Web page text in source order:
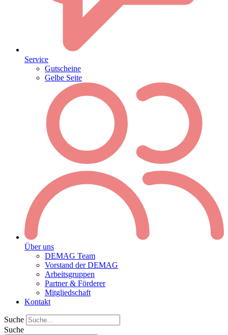
Service
Gutscheine
Gelbe Seite
Über uns
DEMAG Team
Vorstand der DEMAG
Arbeitsgruppen
Partner & Förderer
Mitgliedschaft
Kontakt
Suche
Suche